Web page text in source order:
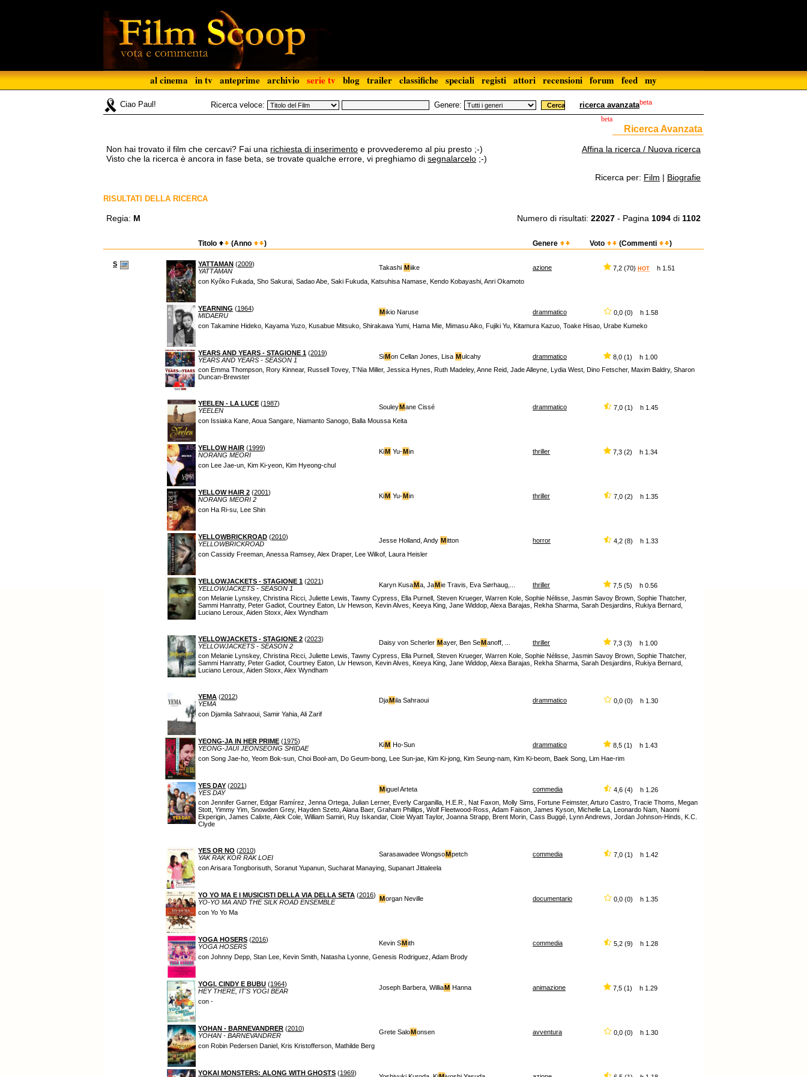
al cinema in tv anteprime archivio serie tv blog trailer classifiche speciali registi attori recensioni forum feed my
Ciao Paul! Ricerca veloce: Genere: ricerca avanzatabeta
Ricerca Avanzata
beta
Affina la ricerca / Nuova ricerca
Non hai trovato il film che cercavi? Fai una richiesta di inserimento e provvederemo al piu presto ;-)
Visto che la ricerca è ancora in fase beta, se trovate qualche errore, vi preghiamo di segnalarcelo ;-)
Ricerca per: Film | Biografie
RISULTATI DELLA RICERCA
Numero di risultati: 22027 - Pagina 1094 di 1102
Regia: M
Titolo (Anno ) Genere Voto (Commenti )
S YATTAMAN (2009)
YATTÂMAN
Takashi Miike azione 7,2 (70) HOT h 1.51
con Kyôko Fukada, Sho Sakurai, Sadao Abe, Saki Fukuda, Katsuhisa Namase, Kendo Kobayashi, Anri Okamoto
YEARNING (1964)
MIDAERU
Mikio Naruse drammatico
0,0 (0) h 1.58
con Takamine Hideko, Kayama Yuzo, Kusabue Mitsuko, Shirakawa Yumi, Hama Mie, Mimasu Aiko, Fujiki Yu, Kitamura Kazuo, Toake Hisao, Urabe Kumeko
YEARS AND YEARS - STAGIONE 1 (2019)
YEARS AND YEARS - SEASON 1
SiMon Cellan Jones, Lisa Mulcahy drammatico
8,0 (1) h 1.00
con Emma Thompson, Rory Kinnear, Russell Tovey, T'Nia Miller, Jessica Hynes, Ruth Madeley, Anne Reid, Jade Alleyne, Lydia West, Dino Fetscher, Maxim Baldry, Sharon
Duncan-Brewster
YEELEN - LA LUCE (1987)
YEELEN
SouleyMane Cissé drammatico
7,0 (1) h 1.45
con Issiaka Kane, Aoua Sangare, Niamanto Sanogo, Balla Moussa Keita
YELLOW HAIR (1999)
NORANG MEORI
KiM Yu-Min thriller
7,3 (2) h 1.34
con Lee Jae-un, Kim Ki-yeon, Kim Hyeong-chul
YELLOW HAIR 2 (2001)
NORANG MEORI 2
KiM Yu-Min thriller
7,0 (2) h 1.35
con Ha Ri-su, Lee Shin
YELLOWBRICKROAD (2010)
YELLOWBRICKROAD
Jesse Holland, Andy Mitton horror
4,2 (8) h 1.33
con Cassidy Freeman, Anessa Ramsey, Alex Draper, Lee Wilkof, Laura Heisler
YELLOWJACKETS - STAGIONE 1 (2021)
YELLOWJACKETS - SEASON 1
Karyn KusaMa, JaMie Travis, Eva Sørhaug,... thriller
7,5 (5) h 0.56
con Melanie Lynskey, Christina Ricci, Juliette Lewis, Tawny Cypress, Ella Purnell, Steven Krueger, Warren Kole, Sophie Nélisse, Jasmin Savoy Brown, Sophie Thatcher,
Sammi Hanratty, Peter Gadiot, Courtney Eaton, Liv Hewson, Kevin Alves, Keeya King, Jane Widdop, Alexa Barajas, Rekha Sharma, Sarah Desjardins, Rukiya Bernard,
Luciano Leroux, Aiden Stoxx, Alex Wyndham
YELLOWJACKETS - STAGIONE 2 (2023)
YELLOWJACKETS - SEASON 2
Daisy von Scherler Mayer, Ben SeManoff, ... thriller
7,3 (3) h 1.00
con Melanie Lynskey, Christina Ricci, Juliette Lewis, Tawny Cypress, Ella Purnell, Steven Krueger, Warren Kole, Sophie Nélisse, Jasmin Savoy Brown, Sophie Thatcher,
Sammi Hanratty, Peter Gadiot, Courtney Eaton, Liv Hewson, Kevin Alves, Keeya King, Jane Widdop, Alexa Barajas, Rekha Sharma, Sarah Desjardins, Rukiya Bernard,
Luciano Leroux, Aiden Stoxx, Alex Wyndham
YEMA (2012)
YEMA
DjaMila Sahraoui drammatico
0,0 (0) h 1.30
con Djamila Sahraoui, Samir Yahia, Ali Zarif
YEONG-JA IN HER PRIME (1975)
YEONG-JAUI JEONSEONG SHIDAE
KiM Ho-Sun drammatico
8,5 (1) h 1.43
con Song Jae-ho, Yeom Bok-sun, Choi Bool-am, Do Geum-bong, Lee Sun-jae, Kim Ki-jong, Kim Seung-nam, Kim Ki-beom, Baek Song, Lim Hae-rim
YES DAY (2021)
YES DAY
Miguel Arteta commedia
4,6 (4) h 1.26
con Jennifer Garner, Edgar Ramírez, Jenna Ortega, Julian Lerner, Everly Carganilla, H.E.R., Nat Faxon, Molly Sims, Fortune Feimster, Arturo Castro, Tracie Thoms, Megan
Stott, Yimmy Yim, Snowden Grey, Hayden Szeto, Alana Baer, Graham Phillips, Wolf Fleetwood-Ross, Adam Faison, James Kyson, Michelle La, Leonardo Nam, Naomi
Ekperigin, James Calixte, Alek Cole, William Samiri, Ruy Iskandar, Cloie Wyatt Taylor, Joanna Strapp, Brent Morin, Cass Buggé, Lynn Andrews, Jordan Johnson-Hinds, K.C.
Clyde
YES OR NO (2010)
YAK RAK KOR RAK LOEI
Sarasawadee WongsoMpetch commedia
7,0 (1) h 1.42
con Arisara Tongborisuth, Soranut Yupanun, Sucharat Manaying, Supanart Jittaleela
YO YO MA E I MUSICISTI DELLA VIA DELLA SETA (2016)
YO-YO MA AND THE SILK ROAD ENSEMBLE
Morgan Neville documentario
0,0 (0) h 1.35
con Yo Yo Ma
YOGA HOSERS (2016)
YOGA HOSERS
Kevin SMith commedia
5,2 (9) h 1.28
con Johnny Depp, Stan Lee, Kevin Smith, Natasha Lyonne, Genesis Rodriguez, Adam Brody
YOGI, CINDY E BUBU (1964)
HEY THERE, IT'S YOGI BEAR
Joseph Barbera, WilliaM Hanna animazione
7,5 (1) h 1.29
con -
YOHAN - BARNEVANDRER (2010)
YOHAN - BARNEVANDRER
Grete SaloMonsen avventura
0,0 (0) h 1.30
con Robin Pedersen Daniel, Kris Kristofferson, Mathilde Berg
YOKAI MONSTERS: ALONG WITH GHOSTS (1969)